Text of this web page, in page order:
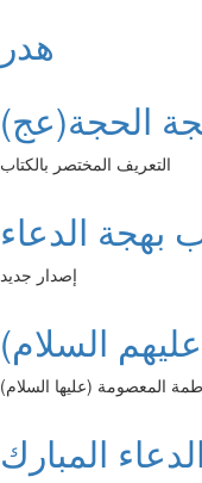
هدر
الحجة(عج)
التعريف المختصر بالكتاب
بهجة الدعاء
إصدار جديد
السلام)
المعصومة (عليها السلام)
المبارك